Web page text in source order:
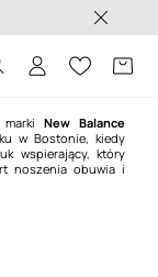
markiNew Balance
w Bostonie, kiedy
wspierający, który
noszenia obuwia i